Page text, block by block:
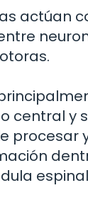
actúan
central y
procesar